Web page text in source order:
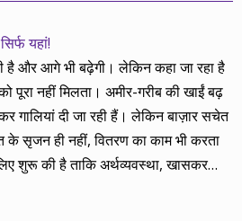
यहां!
है और आगे भी बढ़ेगी। लेकिन कहा जा रहा है
नहीं मिलता। अमीर-गरीब की खाईं बढ़
गालियां दी जा रही हैं। लेकिन बाज़ार सचेत
सृजन ही नहीं, वितरण का काम भी करता
शुरू की है ताकि अर्थव्यवस्था, खासकर